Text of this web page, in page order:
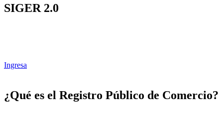
SIGER 2.0
Ingresa
¿Qué es el Registro Público de Comercio?